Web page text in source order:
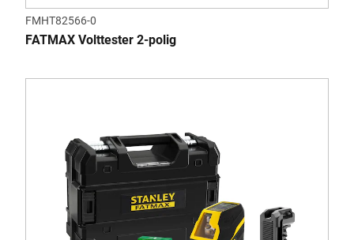
FMHT82566-0
FATMAX Volttester 2-polig